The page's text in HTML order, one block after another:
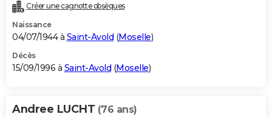
Créer une cagnotte obsèques
Naissance
04/07/1944 à Saint-Avold (Moselle)
Décès
15/09/1996 à Saint-Avold (Moselle)
Andree LUCHT (76 ans)